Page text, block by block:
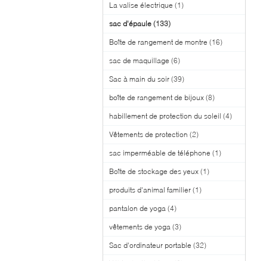
La valise électrique (1)
sac d'épaule (133)
Boîte de rangement de montre (16)
sac de maquillage (6)
Sac à main du soir (39)
boîte de rangement de bijoux (8)
habillement de protection du soleil (4)
Vêtements de protection (2)
sac imperméable de téléphone (1)
Boîte de stockage des yeux (1)
produits d'animal familier (1)
pantalon de yoga (4)
vêtements de yoga (3)
Sac d'ordinateur portable (32)